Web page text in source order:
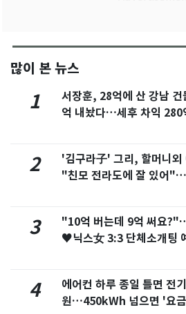
많이 본 뉴스
1
서장훈, 28억에 산 강남 건
억 내놨다…세후 차익 280
2
'김구라子' 그리, 할머니외
"친모 전라도에 잘 있어
3
"10억 버는데 9억 써요
♥닉스女 3:3 단체소개팅
4
에어컨 하루 종일 틀면 전
원…450kWh 넘으면 '요